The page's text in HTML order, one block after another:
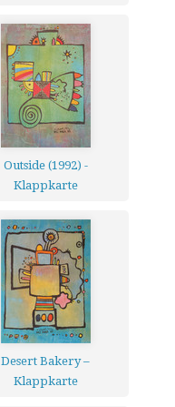
Outside (1992) -
Klappkarte
Desert Bakery –
Klappkarte